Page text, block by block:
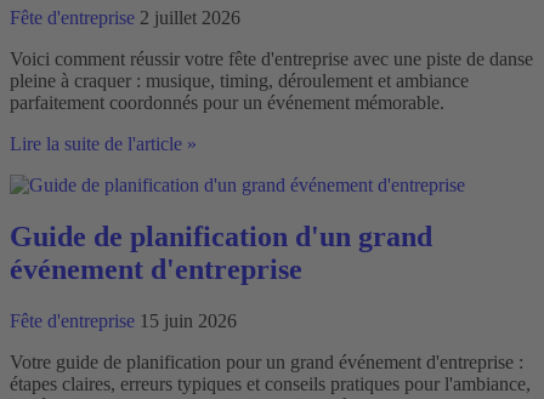
convient
mieux
?
Fête d'entreprise 2 juillet 2026
Voici comment réussir votre fête d'entreprise avec une piste de danse
pleine à craquer : musique, timing, déroulement et ambiance
parfaitement coordonnés pour un événement mémorable.
Planifier
fête
avec
une
piste
danse
Lire la suite de l'article »
Guide de planification d'un grand
événement d'entreprise
Fête d'entreprise 15 juin 2026
Votre guide de planification pour un grand événement d'entreprise :
étapes claires, erreurs typiques et conseils pratiques pour l'ambiance,